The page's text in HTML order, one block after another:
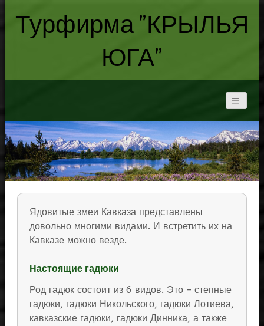
Турфирма "КРЫЛЬЯ
ЮГА"
Ядовитые змеи Кавказа представлены
довольно многими видами. И встретить их на
Кавказе можно везде.
Настоящие гадюки
Род гадюк состоит из 6 видов. Это – степные
гадюки, гадюки Никольского, гадюки Лотиева,
кавказские гадюки, гадюки Динника, а также